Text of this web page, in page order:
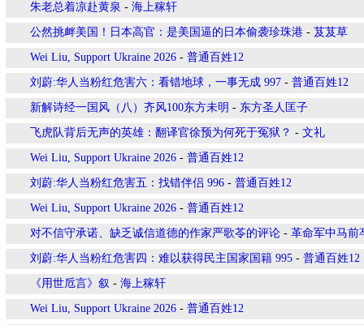
朱老总着凉赴黄泉 - 海上稼轩
公然挑衅美国！日本高官：是美国逼的日本偷袭珍珠港 - 芨芨草
Wei Liu, Support Ukraine 2026 - 普通百姓12
刘蔚:华人当粉红危害六：看错地球，一事无成 997 - 普通百姓12
新解诗经一国风（八）齐风100东方未明 - 东方圣人匡子
飞虎队背后无声的英雄：翻译官徐预为何死于冤狱？ - 文礼
Wei Liu, Support Ukraine 2026 - 普通百姓12
刘蔚:华人当粉红危害五：找错伴侣 996 - 普通百姓12
Wei Liu, Support Ukraine 2026 - 普通百姓12
对不信守承诺、缺乏诚信道德的作家严歌苓的评论 - 革命军中马前
刘蔚:华人当粉红危害四：难以获得民主国家国籍 995 - 普通百姓12
《用世卮言》叙 - 海上稼轩
Wei Liu, Support Ukraine 2026 - 普通百姓12